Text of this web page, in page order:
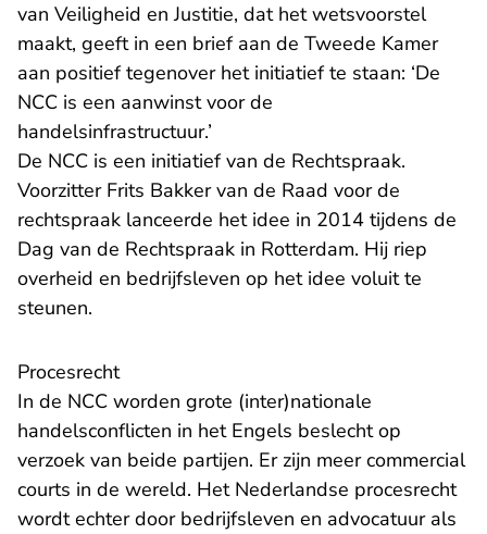
van Veiligheid en Justitie, dat het wetsvoorstel
maakt, geeft in een brief aan de Tweede Kamer
aan positief tegenover het initiatief te staan: ‘De
NCC is een aanwinst voor de
handelsinfrastructuur.’
De NCC is een initiatief van de Rechtspraak.
Voorzitter Frits Bakker van de Raad voor de
rechtspraak lanceerde het idee in 2014 tijdens de
Dag van de Rechtspraak in Rotterdam. Hij riep
overheid en bedrijfsleven op het idee voluit te
steunen.
Procesrecht
In de NCC worden grote (inter)nationale
handelsconflicten in het Engels beslecht op
verzoek van beide partijen. Er zijn meer commercial
courts in de wereld. Het Nederlandse procesrecht
wordt echter door bedrijfsleven en advocatuur als